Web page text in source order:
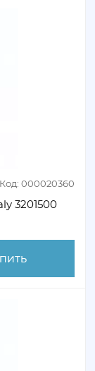
Код: 000020360
3201500